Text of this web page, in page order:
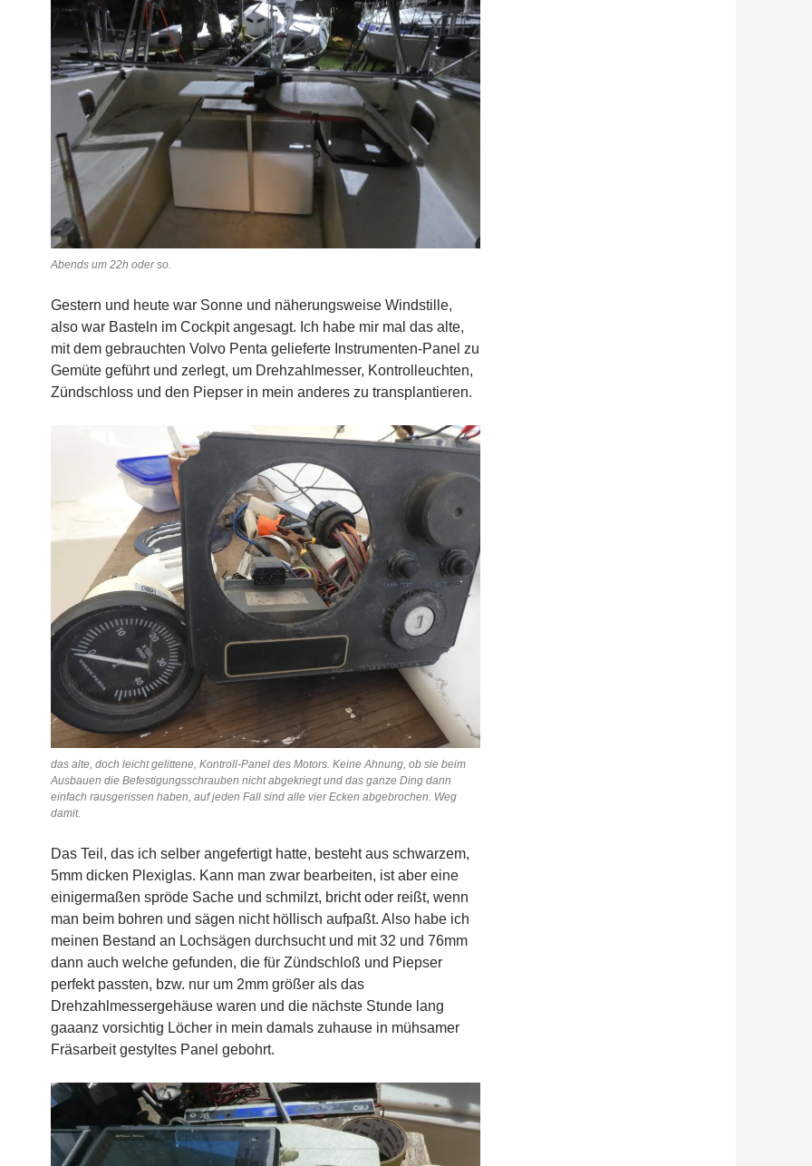
Abends um 22h oder so.
Gestern und heute war Sonne und näherungsweise Windstille,
also war Basteln im Cockpit angesagt. Ich habe mir mal das alte,
mit dem gebrauchten Volvo Penta gelieferte Instrumenten-Panel zu
Gemüte geführt und zerlegt, um Drehzahlmesser, Kontrolleuchten,
Zündschloss und den Piepser in mein anderes zu transplantieren.
das alte, doch leicht gelittene, Kontroll-Panel des Motors. Keine Ahnung, ob sie beim
Ausbauen die Befestigungsschrauben nicht abgekriegt und das ganze Ding dann
einfach rausgerissen haben, auf jeden Fall sind alle vier Ecken abgebrochen. Weg
damit.
Das Teil, das ich selber angefertigt hatte, besteht aus schwarzem,
5mm dicken Plexiglas. Kann man zwar bearbeiten, ist aber eine
einigermaßen spröde Sache und schmilzt, bricht oder reißt, wenn
man beim bohren und sägen nicht höllisch aufpaßt. Also habe ich
meinen Bestand an Lochsägen durchsucht und mit 32 und 76mm
dann auch welche gefunden, die für Zündschloß und Piepser
perfekt passten, bzw. nur um 2mm größer als das
Drehzahlmessergehäuse waren und die nächste Stunde lang
gaaanz vorsichtig Löcher in mein damals zuhause in mühsamer
Fräsarbeit gestyltes Panel gebohrt.